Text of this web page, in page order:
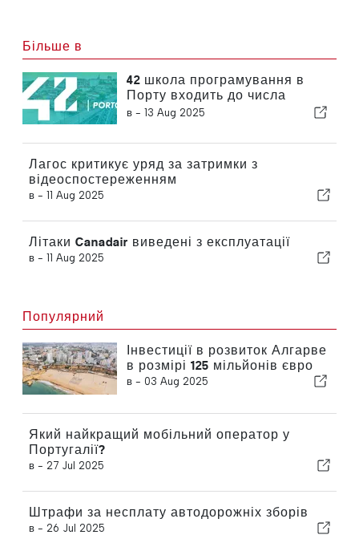
Більше в
42 школа програмування в
Порту входить до числа
найбільш інноваційних
в - 13 Aug 2025
Лагос критикує уряд за затримки з
відеоспостереженням
в - 11 Aug 2025
Літаки Canadair виведені з експлуатації
в - 11 Aug 2025
Популярний
Інвестиції в розвиток Алгарве
в розмірі 125 мільйонів євро
в - 03 Aug 2025
Який найкращий мобільний оператор у
Португалії?
в - 27 Jul 2025
Штрафи за несплату автодорожніх зборів
в - 26 Jul 2025